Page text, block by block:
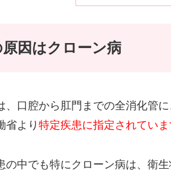
因はクローン病
、口腔から肛門までの全消化管
省より 特定疾患に指定されていま
の中でも特にクローン病は、衛